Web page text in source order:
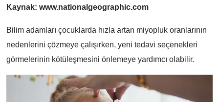
Kaynak: www.nationalgeographic.com
Bilim adamları çocuklarda hızla artan miyopluk oranlarının
nedenlerini çözmeye çalışırken, yeni tedavi seçenekleri
görmelerinin kötüleşmesini önlemeye yardımcı olabilir.